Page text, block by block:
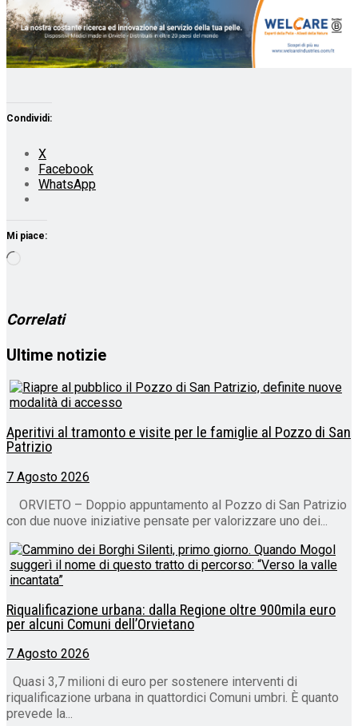
Condividi:
X
Facebook
WhatsApp
Mi piace:
Correlati
Ultime notizie
Aperitivi al tramonto e visite per le famiglie al Pozzo di San
Patrizio
7 Agosto 2026
ORVIETO – Doppio appuntamento al Pozzo di San Patrizio
con due nuove iniziative pensate per valorizzare uno dei...
Riqualificazione urbana: dalla Regione oltre 900mila euro
per alcuni Comuni dell’Orvietano
7 Agosto 2026
Quasi 3,7 milioni di euro per sostenere interventi di
riqualificazione urbana in quattordici Comuni umbri. È quanto
prevede la...